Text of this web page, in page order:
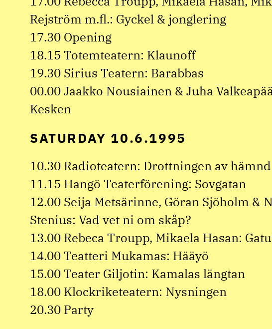
Rejström m.fl.: Gyckel & jonglering
17.30 Opening
18.15 Totemteatern: Klaunoff
19.30 Sirius Teatern: Barabbas
00.00 Jaakko Nousiainen & Juha
Kesken
SATURDAY 10.6.1995
10.30 Radioteatern: Drottningen av hämnd
11.15 Hangö Teaterförening: Sovgatan
12.00 Seija Metsärinne, Göran Sjöholm &
Stenius: Vad vet ni om skåp?
13.00 Rebeca Troupp, Mikaela Hasan:
14.00 Teatteri Mukamas: Hääyö
15.00 Teater Giljotin: Kamalas längtan
18.00 Klockriketeatern: Nysningen
20.30 Party